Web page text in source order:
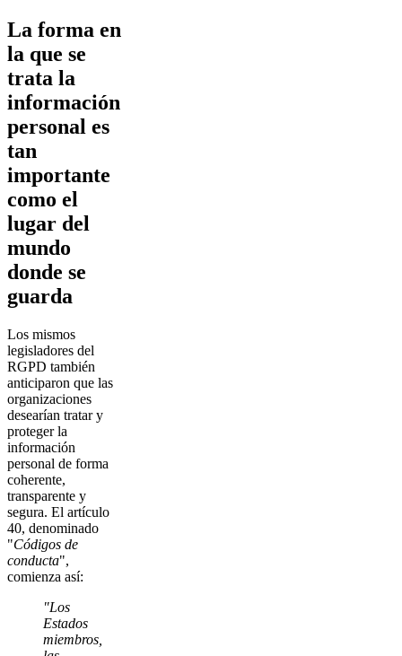
La forma en
la que se
trata la
información
personal es
tan
importante
como el
lugar del
mundo
donde se
guarda
Los mismos
legisladores del
RGPD también
anticiparon que las
organizaciones
desearían tratar y
proteger la
información
personal de forma
coherente,
transparente y
segura. El artículo
40, denominado
"Códigos de
conducta",
comienza así:
"Los
Estados
miembros,